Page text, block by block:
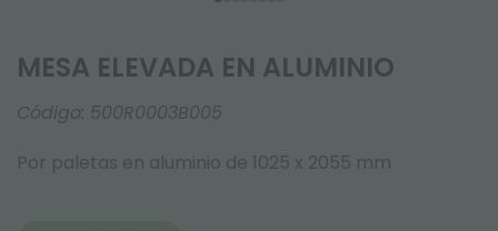
MESA ELEVADA EN ALUMINIO
Código: 500R0003B005
Por paletas en aluminio de 1025 x 2055 mm